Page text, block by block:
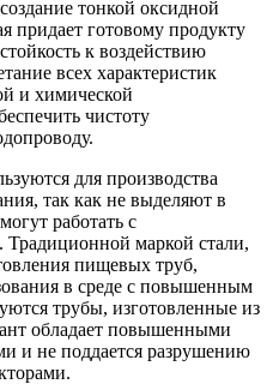
тонкой оксидной
придает готовому продукту
к воздействию
всех характеристик
и химической
чистоту
для производства
так как не выделяют в
работать с
маркой стали,
пищевых труб,
в среде с повышенным
трубы, изготовленные из
обладает повышенными
и не поддается разрушению